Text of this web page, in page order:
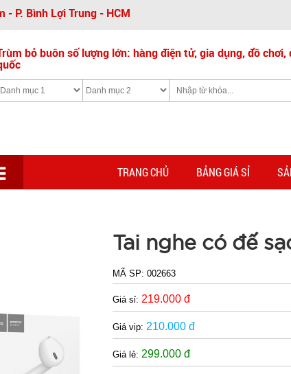
P. Bình Lợi Trung - HCM
bỏ buôn số lượng lớn: hàng điện tử, gia dụng, đồ
TRANG CHỦ BẢNG GIÁ SỈ
Tai nghe có đế
MÃ SP:002663
Giá sỉ:219.000 đ
Giá vip:210.000 đ
Giá lẻ:299.000 đ